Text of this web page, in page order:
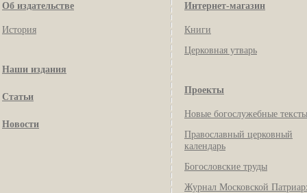
Об издательстве
История
Наши издания
Статьи
Новости
Интернет-магазин
Книги
Церковная утварь
Проекты
Новые богослужебные тексты
Православный церковный
календарь
Богословские труды
Журнал Московской